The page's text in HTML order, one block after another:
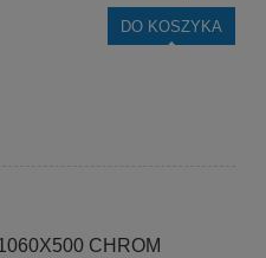
DO KOSZYKA
CHROM